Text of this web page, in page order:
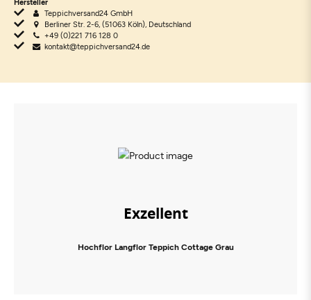
Teppichversand24 GmbH
Berliner Str. 2-6, (51063 Köln), Deutschland
+49 (0)221 716 128 0
kontakt@teppichversand24.de
Exzellent
Hochflor Langflor Teppich Cottage Grau